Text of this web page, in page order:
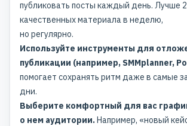
публиковать посты каждый день. Лучше
качественных материала в неделю,
но регулярно.
Используйте инструменты для
публикации (например, SMMplanner,
помогает сохранять ритм даже в самые
дни.
Выберите комфортный для вас
о нем аудитории.Например, «новый